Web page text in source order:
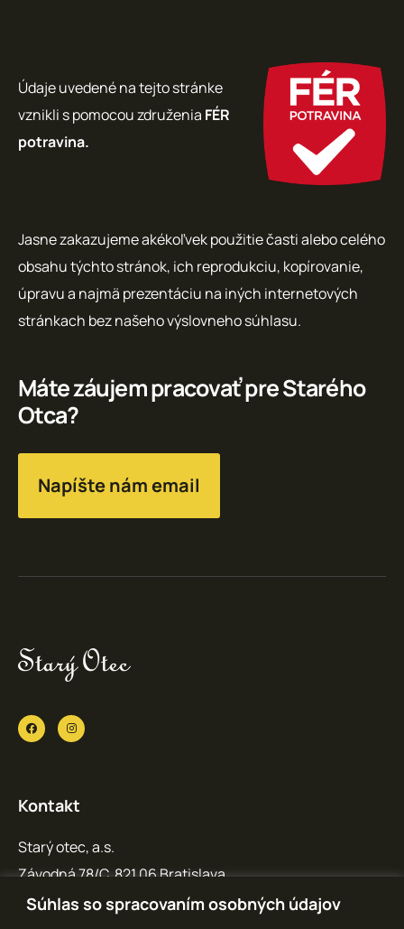
Súhlas so spracovaním osobných údajov
Údaje uvedené na tejto stránke
vznikli s pomocou združenia FÉR
potravina.
Jasne zakazujeme akékoľvek použitie časti alebo celého
obsahu týchto stránok, ich reprodukciu, kopírovanie,
úpravu a najmä prezentáciu na iných internetových
stránkach bez našeho výslovneho súhlasu.
Máte záujem pracovať pre Starého
Otca?
Napíšte nám email
Kontakt
Starý otec, a.s.
Závodná 78/C, 821 06 Bratislava
IČO: 36 769 371